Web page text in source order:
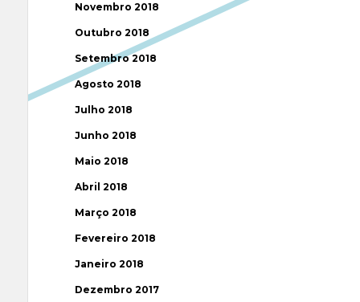
Novembro 2018
Outubro 2018
Setembro 2018
Agosto 2018
Julho 2018
Junho 2018
Maio 2018
Abril 2018
Março 2018
Fevereiro 2018
Janeiro 2018
Dezembro 2017